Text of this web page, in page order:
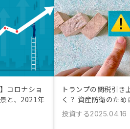
コロナショ
と、2021年
トランプの関税引き
く？ 資産防衛のた
投資する2025.04.16